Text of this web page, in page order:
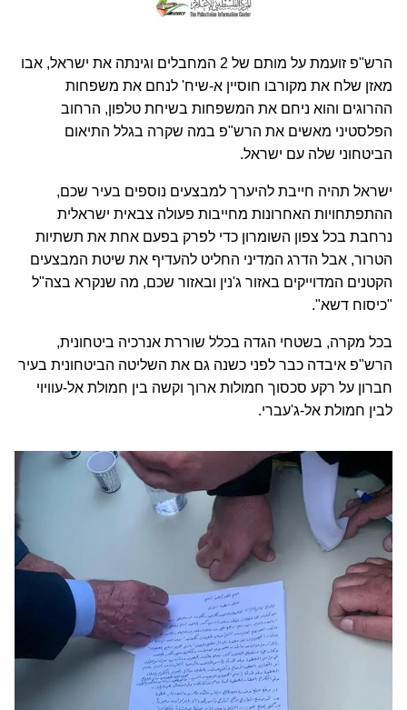
הרש"פ זועמת על מותם של 2 המחבלים וגינתה את ישראל, אבו
מאזן שלח את מקורבו חוסיין א-שיח' לנחם את משפחות
ההרוגים והוא ניחם את המשפחות בשיחת טלפון, הרחוב
הפלסטיני מאשים את הרש"פ במה שקרה בגלל התיאום
הביטחוני שלה עם ישראל.
ישראל תהיה חייבת להיערך למבצעים נוספים בעיר שכם,
ההתפתחויות האחרונות מחייבות פעולה צבאית ישראלית
נרחבת בכל צפון השומרון כדי לפרק בפעם אחת את תשתיות
הטרור, אבל הדרג המדיני החליט להעדיף את שיטת המבצעים
הקטנים המדוייקים באזור ג'נין ובאזור שכם, מה שנקרא בצה"ל
"כיסוח דשא".
בכל מקרה, בשטחי הגדה בכלל שוררת אנרכיה ביטחונית,
הרש"פ איבדה כבר לפני כשנה גם את השליטה הביטחונית בעיר
חברון על רקע סכסוך חמולות ארוך וקשה בין חמולת אל-עוויוי
לבין חמולת אל-ג'עברי.